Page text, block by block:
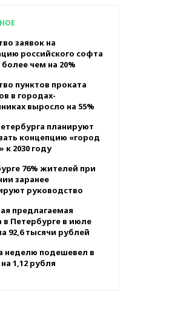
заявок на
российского софта
чем на 20%
пунктов проката
в городах-
выросло на 55%
планируют
концепцию «город
к 2030 году
76% жителей при
заранее
руководство
предлагаемая
в Петербурге в июле
92,6 тысячи рублей
неделю подешевел в
1,12 рубля